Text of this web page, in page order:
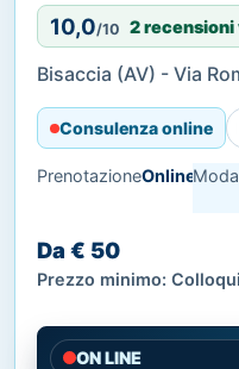
10,0/10 2
Bisaccia (AV) - Via
Consulenza online
PrenotazioneOnline
Da € 50
Prezzo minimo:
ON LINE